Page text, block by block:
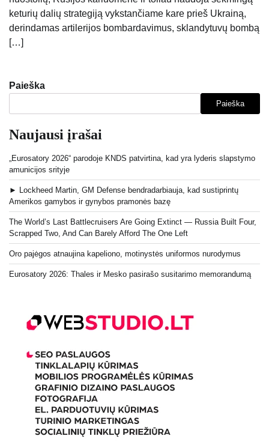
keturių dalių strategiją vykstančiame kare prieš Ukrainą,
derindamas artilerijos bombardavimus, sklandytuvų bombą
[…]
Paieška
Paieška
Naujausi įrašai
„Eurosatory 2026“ parodoje KNDS patvirtina, kad yra lyderis slapstymo
amunicijos srityje
► Lockheed Martin, GM Defense bendradarbiauja, kad sustiprintų
Amerikos gamybos ir gynybos pramonės bazę
The World’s Last Battlecruisers Are Going Extinct — Russia Built Four,
Scrapped Two, And Can Barely Afford The One Left
Oro pajėgos atnaujina kapeliono, motinystės uniformos nurodymus
Eurosatory 2026: Thales ir Mesko pasirašo susitarimo memorandumą